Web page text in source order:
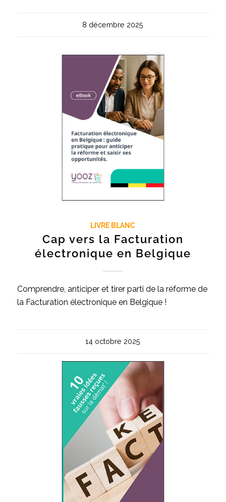
8 décembre 2025
LIVRE BLANC
Cap vers la Facturation
électronique en Belgique
Comprendre, anticiper et tirer parti de la réforme de
la Facturation électronique en Belgique !
14 octobre 2025